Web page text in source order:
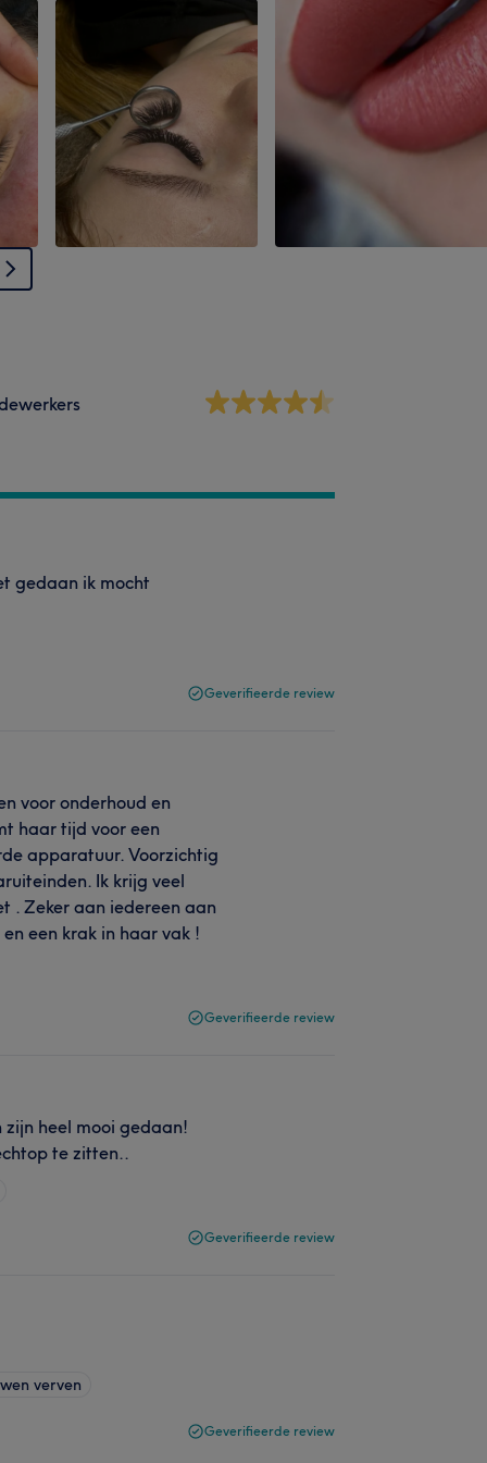
gedaan ik mocht
Geverifieerde review
voor onderhoud en
haar tijd voor een
apparatuur. Voorzichtig
Ik krijg veel
. Zeker aan iedereen aan
een krak in haar vak !
Geverifieerde review
heel mooi gedaan!
te zitten..
Geverifieerde review
verven
Geverifieerde review